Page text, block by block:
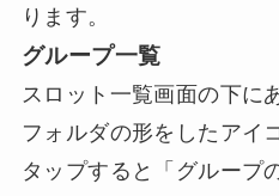
ります。
グループ一覧
スロット一覧画面の下に
フォルダの形をしたアイ
タップすると「グループ